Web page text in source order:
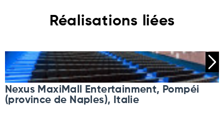
Réalisations liées
Nexus MaxiMall Entertainment, Pompéi
(province de Naples), Italie